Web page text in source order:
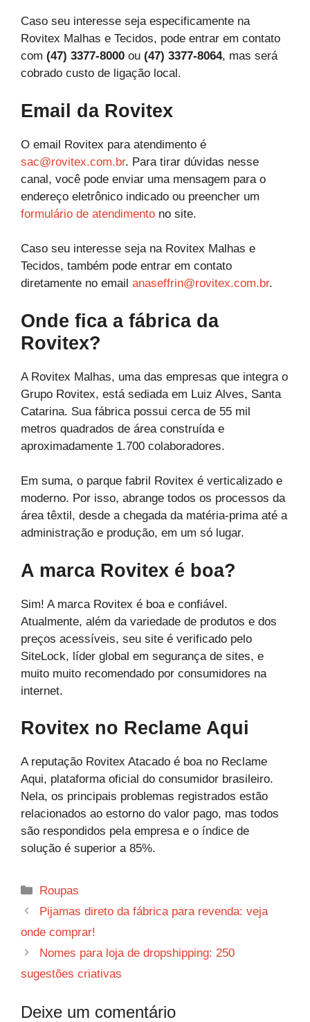
Caso seu interesse seja especificamente na
Rovitex Malhas e Tecidos, pode entrar em contato
com (47) 3377-8000 ou (47) 3377-8064, mas será
cobrado custo de ligação local.
Email da Rovitex
O email Rovitex para atendimento é
sac@rovitex.com.br. Para tirar dúvidas nesse
canal, você pode enviar uma mensagem para o
endereço eletrônico indicado ou preencher um
formulário de atendimento no site.
Caso seu interesse seja na Rovitex Malhas e
Tecidos, também pode entrar em contato
diretamente no email anaseffrin@rovitex.com.br.
Onde fica a fábrica da
Rovitex?
A Rovitex Malhas, uma das empresas que integra o
Grupo Rovitex, está sediada em Luiz Alves, Santa
Catarina. Sua fábrica possui cerca de 55 mil
metros quadrados de área construída e
aproximadamente 1.700 colaboradores.
Em suma, o parque fabril Rovitex é verticalizado e
moderno. Por isso, abrange todos os processos da
área têxtil, desde a chegada da matéria-prima até a
administração e produção, em um só lugar.
A marca Rovitex é boa?
Sim! A marca Rovitex é boa e confiável.
Atualmente, além da variedade de produtos e dos
preços acessíveis, seu site é verificado pelo
SiteLock, líder global em segurança de sites, e
muito muito recomendado por consumidores na
internet.
Rovitex no Reclame Aqui
A reputação Rovitex Atacado é boa no Reclame
Aqui, plataforma oficial do consumidor brasileiro.
Nela, os principais problemas registrados estão
relacionados ao estorno do valor pago, mas todos
são respondidos pela empresa e o índice de
solução é superior a 85%.
Categorias
Roupas
Pijamas direto da fábrica para revenda: veja
onde comprar!
Nomes para loja de dropshipping: 250
sugestões criativas
Deixe um comentário